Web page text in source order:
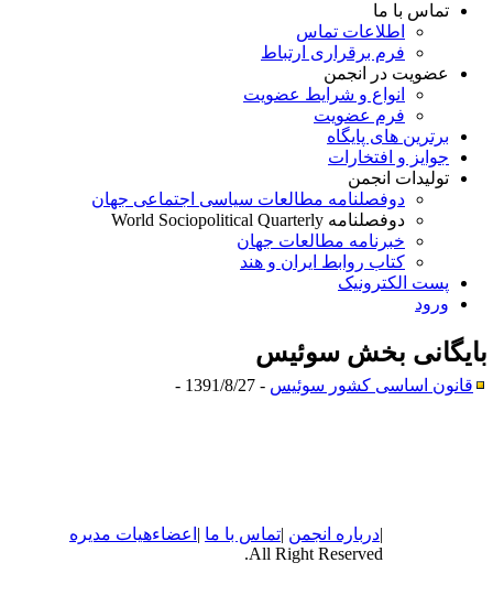
تماس با ما
اطلاعات تماس
فرم برقراری ارتباط
عضویت در انجمن
انواع و شرایط عضویت
فرم عضویت
برترین های پایگاه
جوایز و افتخارات
تولیدات انجمن
دوفصلنامه مطالعات سیاسی اجتماعی جهان
دوفصلنامه World Sociopolitical Quarterly
خبرنامه مطالعات جهان
کتاب روابط ایران و هند
پست الکترونیک
ورود
بخشسوئیس
قانون اساسی کشور سوئیس- 1391/8/27 -
دربارهانجمن|تماس با ما|اعضاءهیات مدیره
All Right Reserved.